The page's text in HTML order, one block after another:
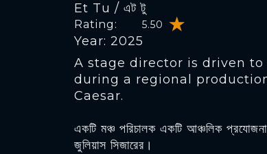
Et Tu / এট টু
Rating: 5.50
Year: 2025
A stage director is driven to
during a regional
Caesar.
একটি মঞ্চ পরিচালক একটি আঞ্চলিক
জুলিয়াস সিজারের।